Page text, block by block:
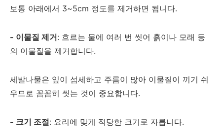
보통 아래에서 3~5cm 정도를 제거하면 됩니다.
- 이물질 제거: 흐르는 물에 여러 번 씻어 흙이나 모래 등
의 이물질을 제거합니다.
세발나물은 잎이 섬세하고 주름이 많아 이물질이 끼기 쉬
우므로 꼼꼼히 씻는 것이 중요합니다.
- 크기 조절: 요리에 맞게 적당한 크기로 자릅니다.